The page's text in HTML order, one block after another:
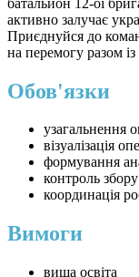
активно залучає
Приєднуйся до
на перемогу разом
Обов'язки
узагальнення
візуалізація
формування
контроль
координація
Вимоги
вища освіта